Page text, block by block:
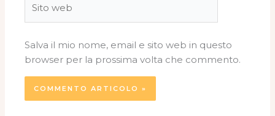
web
Salva il mio nome, email e sito web in questo
browser per la prossima volta che commento.